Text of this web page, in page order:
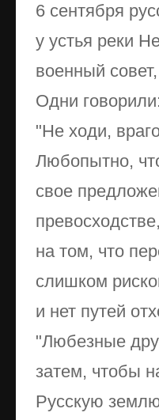
6 сентября
у устья реки
военный
Одни
"Не ходи,
Любопытно,
свое
на том, что
слишком
и нет путей
"Любезные
затем, чтобы
Русскую